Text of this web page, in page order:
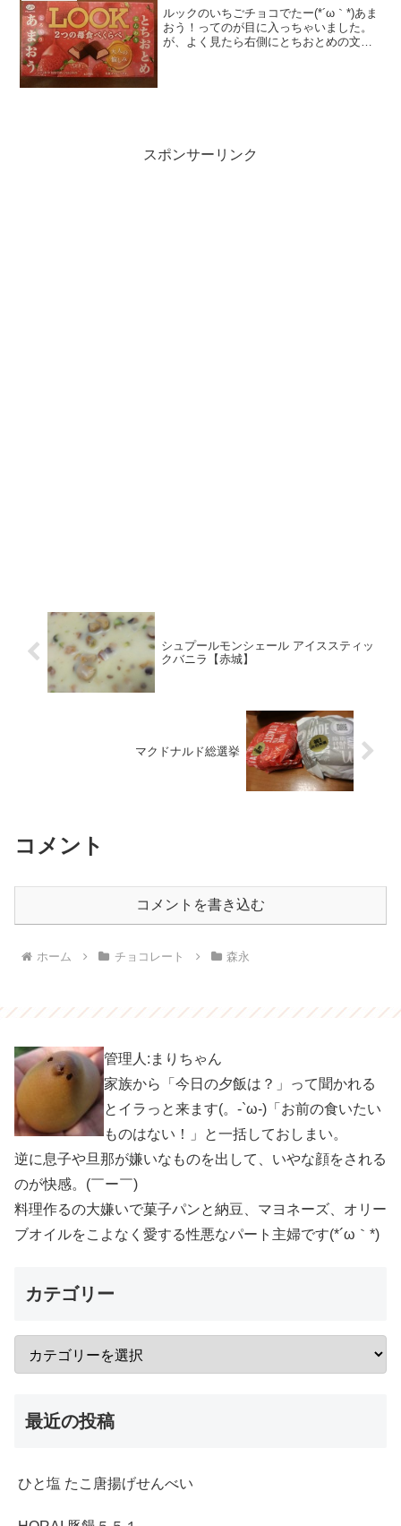
ルックのいちごチョコでたー(*´ω｀*)あま
おう！ってのが目に入っちゃいました。
が、よく見たら右側にとちおとめの文字
スポンサーリンク
シュプールモンシェール アイススティッ
クバニラ【赤城】
マクドナルド総選挙
コメント
コメントを書き込む
ホーム チョコレート 森永
管理人:まりちゃん
家族から「今日の夕飯は？」って聞かれる
とイラっと来ます(。-`ω-)「お前の食いたい
ものはない！」と一括しておしまい。
逆に息子や旦那が嫌いなものを出して、いやな顔をされる
のが快感。(￣ー￣)
料理作るの大嫌いで菓子パンと納豆、マヨネーズ、オリー
ブオイルをこよなく愛する性悪なパート主婦です(*´ω｀*)
カテゴリー
最近の投稿
ひと塩 たこ唐揚げせんべい